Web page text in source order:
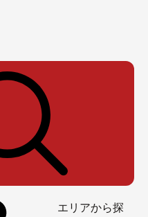
エリアから探